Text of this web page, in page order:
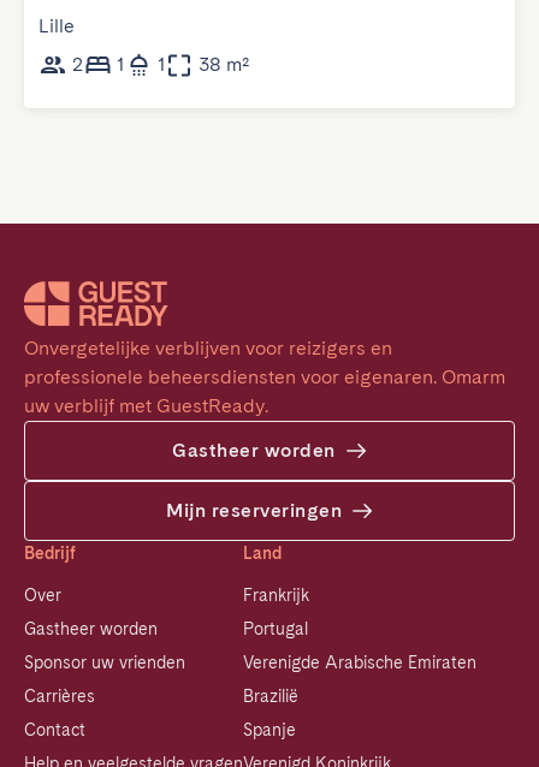
Lille
2
1 1 38 m²
Onvergetelijke verblijven voor reizigers en
professionele beheersdiensten voor eigenaren. Omarm
uw verblijf met GuestReady.
Gastheer worden
Mijn reserveringen
Bedrijf
Over
Gastheer worden
Sponsor uw vrienden
Carrières
Contact
Land
Frankrijk
Portugal
Verenigde Arabische Emiraten
Brazilië
Spanje